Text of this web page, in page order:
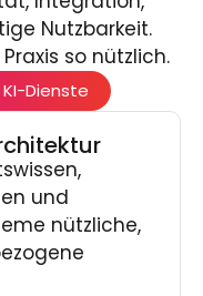
und
nützliche,
Nutzbarkeit.
so nützlich.
Dienste